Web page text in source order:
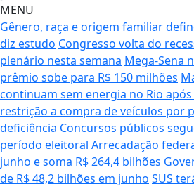
MENU
Gênero, raça e origem familiar
diz estudo Congresso volta do
plenário nesta semana Mega-Sena
prêmio sobe para R$ 150 milhões
continuam sem energia no Rio após
restrição a compra de veículos por
deficiência Concursos públicos
período eleitoral Arrecadação
junho e soma R$ 264,4 bilhões
de R$ 48,2 bilhões em junho SUS